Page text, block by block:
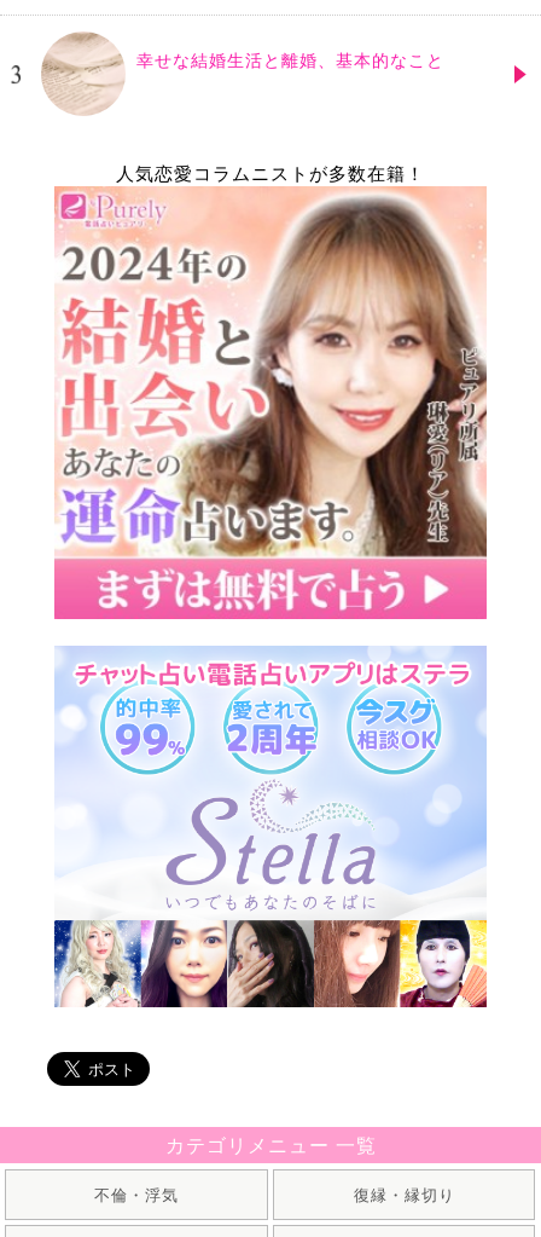
幸せな結婚生活と離婚、基本的なこと
人気恋愛コラムニストが多数在籍！
カテゴリメニュー 一覧
不倫・浮気 復縁・縁切り